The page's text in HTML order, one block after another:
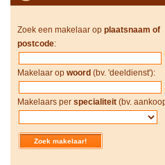
Zoek een makelaar op plaatsnaam of
postcode:
Makelaar op woord (bv. 'deeldienst'):
Makelaars per specialiteit (bv.